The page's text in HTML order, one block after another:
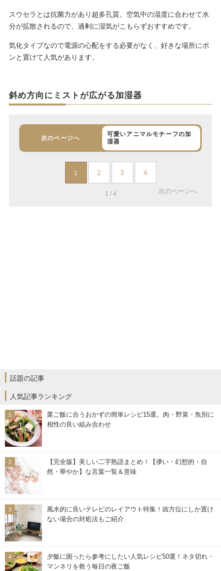
スウセラとは抗菌力があり超多孔質。空気中の湿度に合わせて水
分が拡散されるので、過剰に湿気がこもらずおすすめです。
気化タイプなので電源の心配をする必要がなく、好きな場所にポ
ンと置けて人気があります。
斜め方向にミストが広がる加湿器
次のページへ
可愛いアニマルモチーフの加
湿器
1 2 3 4
1 / 4 次のページへ
話題の記事
人気記事ランキング
栗ご飯に合うおかずの簡単レシピ15選。肉・野菜・魚別に
相性の良い組み合わせ
【完全版】美しい二字熟語まとめ！【儚い・幻想的・自
然・華やか】な言葉一覧＆意味
風水的に良いテレビのレイアウト特集！凶方位にしか置け
ない場合の対処法もご紹介
夕飯に困ったら参考にしたい人気レシピ50選！ネタ切れ・
マンネリを救う毎日の夜ご飯